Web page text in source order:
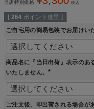
当店特別価格 税込
[ 264 ポイント進呈 ]
ご自宅用の簡易包装でお届けい
商品名に『当日出荷』表示のあ
いたしません。
必
須
)
ご注文後、即出荷される場合が